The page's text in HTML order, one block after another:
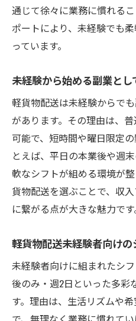
通じて徐々に業務に慣れる
ポートにより、未経験でも
っています。
未経験から始める副業と
軽貨物配送は未経験からで
があります。その理由は、
可能で、短時間や曜日限定
とえば、平日の本業後や週
軟なシフトが組める環境が
貨物配送を選ぶことで、収
に繋がる点が大きな魅力です
軽貨物配送未経験者向け
未経験者向けに組まれたシ
後のみ・週2日といった多彩
す。理由は、生活リズムや